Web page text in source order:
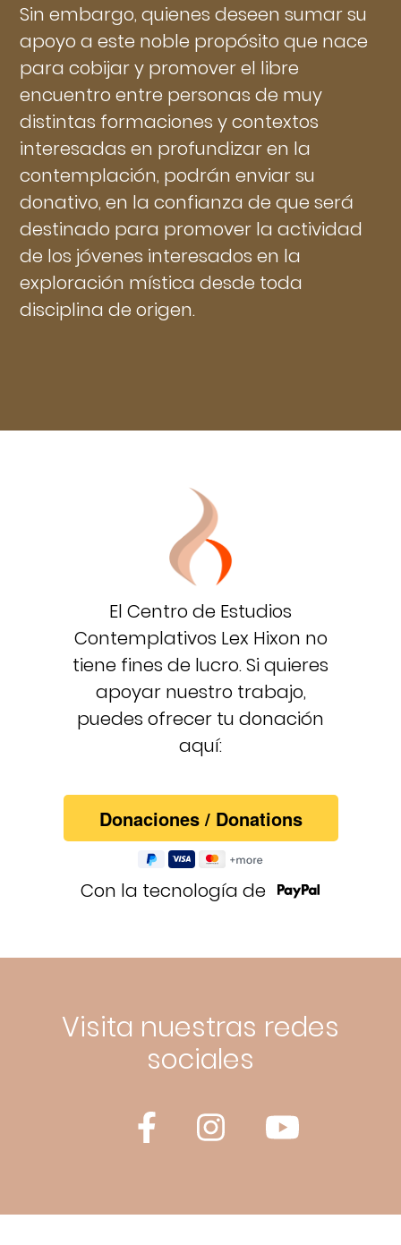
Sin embargo, quienes deseen sumar su
apoyo a este noble propósito que nace
para cobijar y promover el libre
encuentro entre personas de muy
distintas formaciones y contextos
interesadas en profundizar en la
contemplación, podrán enviar su
donativo, en la confianza de que será
destinado para promover la actividad
de los jóvenes interesados en la
exploración mística desde toda
disciplina de origen.
El Centro de Estudios
Contemplativos Lex Hixon no
tiene fines de lucro. Si quieres
apoyar nuestro trabajo,
puedes ofrecer tu donación
aquí:
Con la tecnología de
Visita nuestras redes
sociales